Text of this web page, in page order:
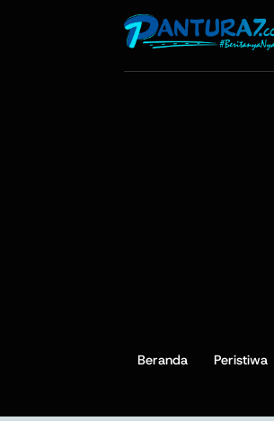
Beranda Peristiwa